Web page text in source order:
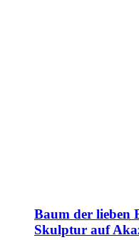
Baum der lieben
Skulptur auf